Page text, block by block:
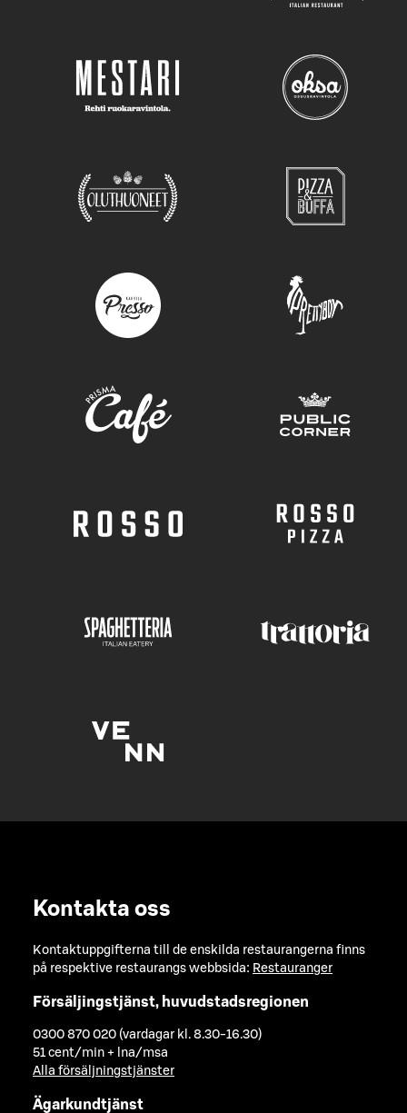
Kontakta oss
Kontaktuppgifterna till de enskilda restaurangerna finns
på respektive restaurangs webbsida: Restauranger
Försäljingstjänst, huvudstadsregionen
0300 870 020 (vardagar kl. 8.30-16.30)
51 cent/min + lna/msa
Alla försäljningstjänster
Ägarkundtjänst